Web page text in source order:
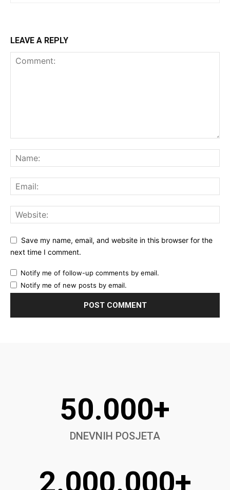
LEAVE A REPLY
Save my name, email, and website in this browser for the
next time I comment.
Notify me of follow-up comments by email.
Notify me of new posts by email.
50.000+
DNEVNIH POSJETA
2.000.000+